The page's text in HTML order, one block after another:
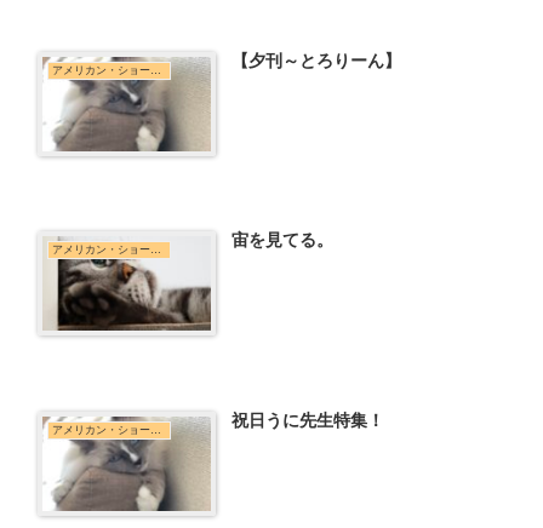
アメリカン・ショートヘア 【夕刊～とろりーん】
アメリカン・ショートヘア 宙を見てる。
アメリカン・ショートヘア 祝日うに先生特集！